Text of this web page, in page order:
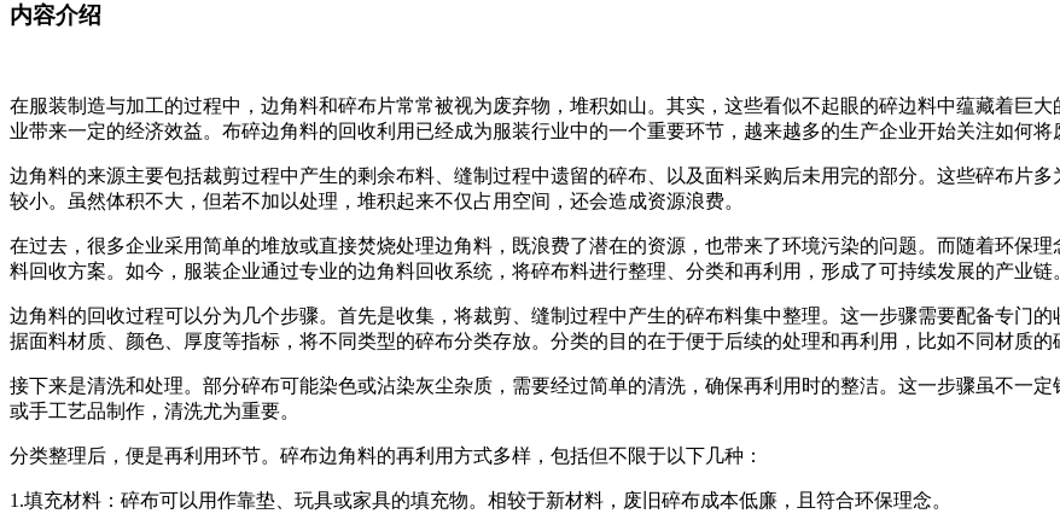
内容介绍
在服装制造与加工的过程中，边角料和碎布片常常被视为废弃物，堆积如山。其实，这些看似不起眼的碎边料中蕴藏着巨
业带来一定的经济效益。布碎边角料的回收利用已经成为服装行业中的一个重要环节，越来越多的生产企业开始关注如何将
边角料的来源主要包括裁剪过程中产生的剩余布料、缝制过程中遗留的碎布、以及面料采购后未用完的部分。这些碎布片
较小。虽然体积不大，但若不加以处理，堆积起来不仅占用空间，还会造成资源浪费。
在过去，很多企业采用简单的堆放或直接焚烧处理边角料，既浪费了潜在的资源，也带来了环境污染的问题。而随着环保
料回收方案。如今，服装企业通过专业的边角料回收系统，将碎布料进行整理、分类和再利用，形成了可持续发展的产业链
边角料的回收过程可以分为几个步骤。首先是收集，将裁剪、缝制过程中产生的碎布料集中整理。这一步骤需要配备专门
据面料材质、颜色、厚度等指标，将不同类型的碎布分类存放。分类的目的在于便于后续的处理和再利用，比如不同材质
接下来是清洗和处理。部分碎布可能染色或沾染灰尘杂质，需要经过简单的清洗，确保再利用时的整洁。这一步骤虽不一
或手工艺品制作，清洗尤为重要。
分类整理后，便是再利用环节。碎布边角料的再利用方式多样，包括但不限于以下几种：
1.填充材料：碎布可以用作靠垫、玩具或家具的填充物。相较于新材料，废旧碎布成本低廉，且符合环保理念。